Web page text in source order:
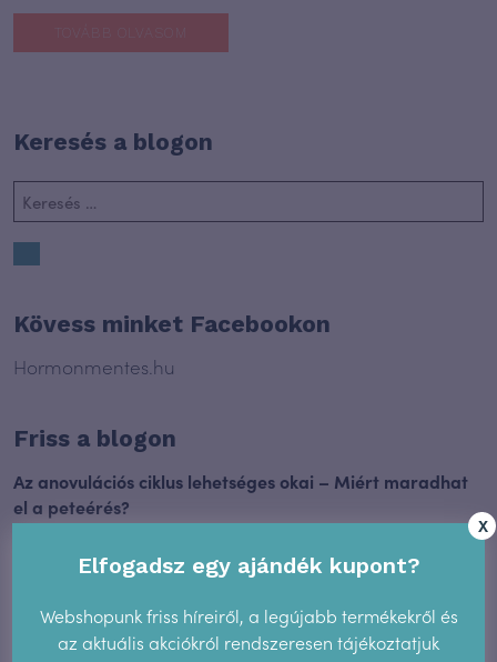
Keresés a blogon
Kövess minket Facebookon
Hormonmentes.hu
Friss a blogon
Az anovulációs ciklus lehetséges okai – Miért maradhat
el a peteérés?
A termékenységtudat és az AI
Új megerősítés: a cikluskövetés közelebb visz
X
Elfogadsz egy ajándék kupont?
Webshopunk friss híreiről, a legújabb termékekről és
az aktuális akciókról rendszeresen tájékoztatjuk